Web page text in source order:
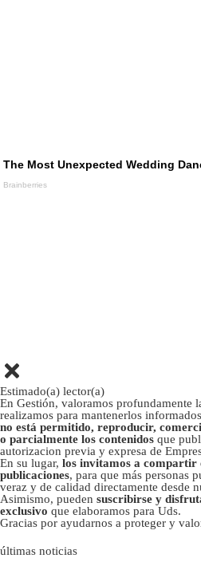
Estimado(a) lector(a)
En Gestión, valoramos profundamente
realizamos para mantenerlos
no está permitido, reproducir,
o parcialmente los contenidos que
autorizacion previa y expresa de
En su lugar, los invitamos a compartir
publicaciones, para que más personas
veraz y de calidad directamente desde
Asimismo, pueden suscribirse y
exclusivo que elaboramos para Uds.
Gracias por ayudarnos a proteger y
últimas noticias